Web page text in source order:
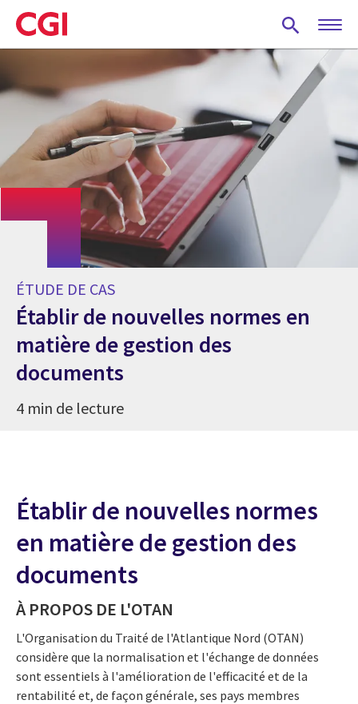
Skip
to
main
ÉTUDE DE CAS
Établir de nouvelles normes en
matière de gestion des
documents
4 min de lecture
Établir de nouvelles normes
en matière de gestion des
documents
À PROPOS DE L'OTAN
L'Organisation du Traité de l'Atlantique Nord (OTAN)
considère que la normalisation et l'échange de données
sont essentiels à l'amélioration de l'efficacité et de la
rentabilité et, de façon générale, ses pays membres